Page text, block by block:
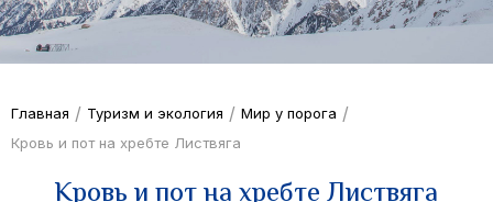
Главная / Туризм и экология / Мир у порога /
Кровь и пот на хребте Листвяга